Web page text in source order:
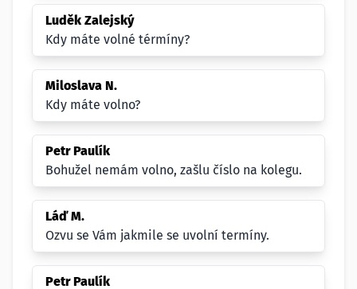
Luděk Zalejský
Kdy máte volné térmíny?
Miloslava N.
Kdy máte volno?
Petr Paulík
Bohužel nemám volno, zašlu číslo na kolegu.
Láď M.
Ozvu se Vám jakmile se uvolní termíny.
Petr Paulík